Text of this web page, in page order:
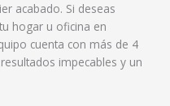
acabado. Si deseas
hogar u oficina en
cuenta con más de 4
impecables y un